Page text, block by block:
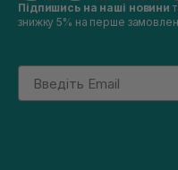
Підпишись на наші новини
знижку 5% на перше
Email